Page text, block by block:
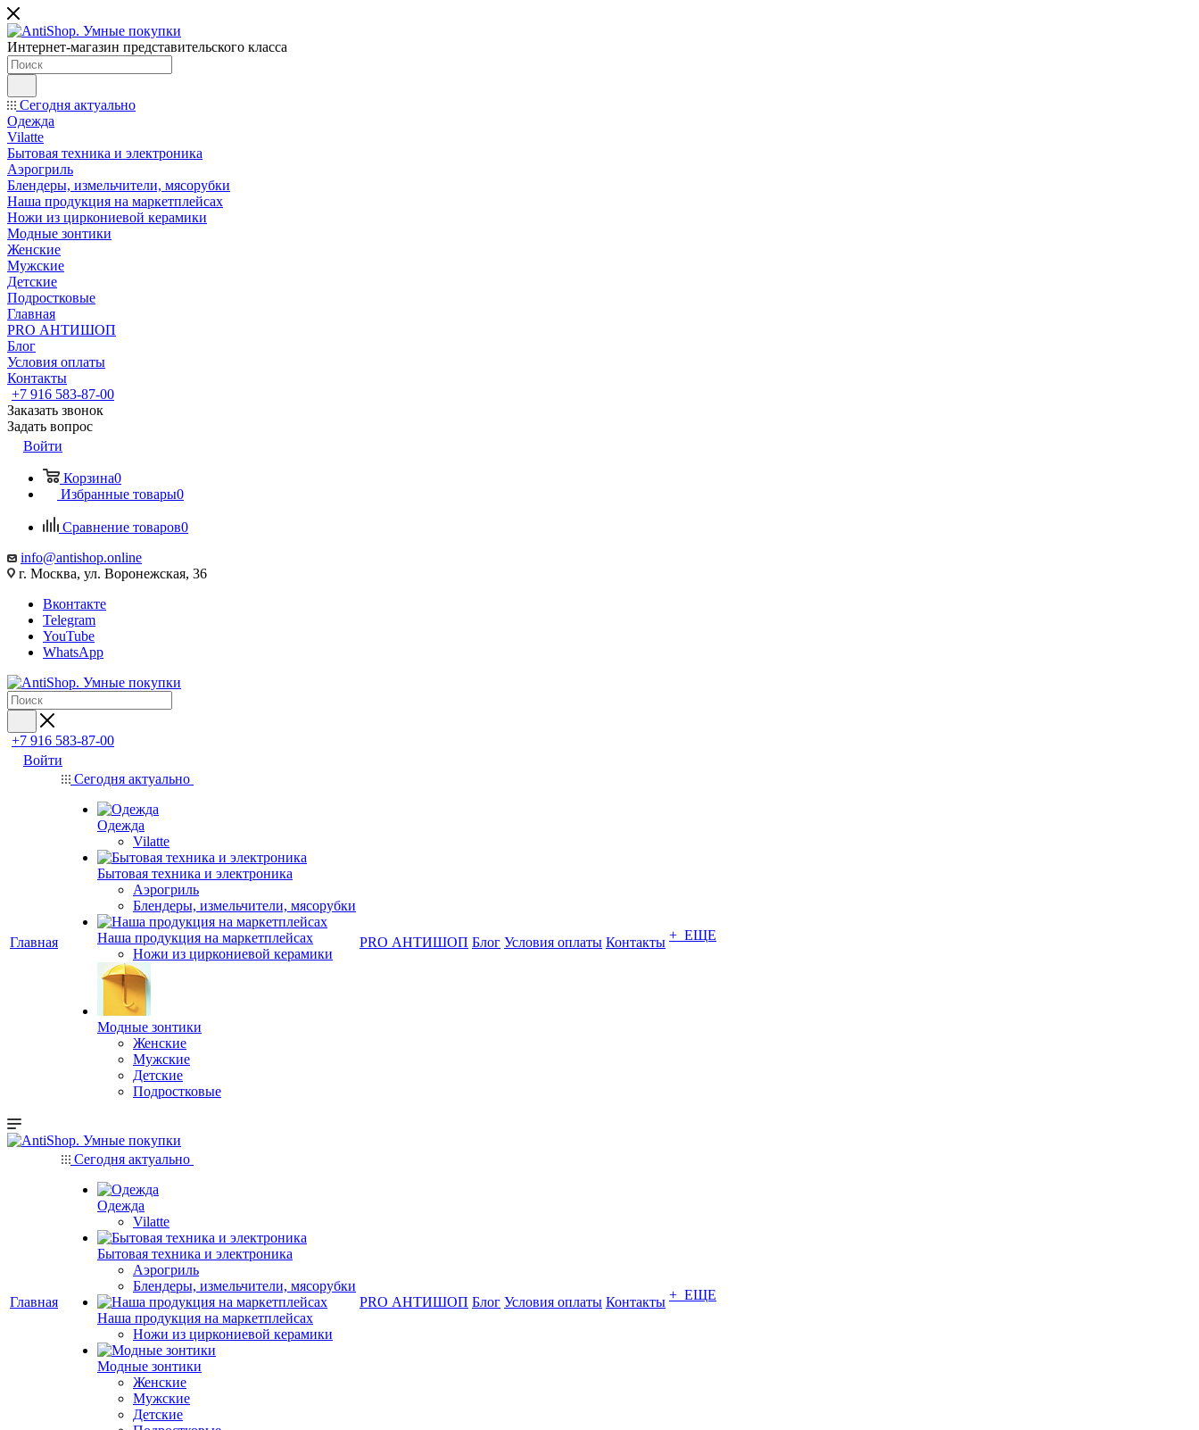
Интернет-магазин представительского класса
Сегодня актуально
Одежда
Vilatte
Бытовая техника и электроника
Аэрогриль
Блендеры, измельчители, мясорубки
Наша продукция на маркетплейсах
Ножи из циркониевой керамики
Модные зонтики
Женские
Мужские
Детские
Подростковые
Главная
PRO АНТИШОП
Блог
Условия оплаты
Контакты
+7 916 583-87-00
Заказать звонок
Задать вопрос
Войти
Корзина0
Избранные товары0
Сравнение товаров0
info@antishop.online
г. Москва, ул. Воронежская, 36
Вконтакте
Telegram
YouTube
WhatsApp
+7 916 583-87-00
Войти
Главная
Сегодня актуально
Одежда
Vilatte
Бытовая техника и электроника
Аэрогриль
Блендеры, измельчители, мясорубки
Наша продукция на маркетплейсах
Ножи из циркониевой керамики
Модные зонтики
Женские
Мужские
Детские
Подростковые
PRO АНТИШОП Блог Условия оплаты Контакты + ЕЩЕ
Главная
Сегодня актуально
Одежда
Vilatte
Бытовая техника и электроника
Аэрогриль
Блендеры, измельчители, мясорубки
Наша продукция на маркетплейсах
Ножи из циркониевой керамики
Модные зонтики
Женские
Мужские
Детские
PRO АНТИШОП Блог Условия оплаты Контакты + ЕЩЕ